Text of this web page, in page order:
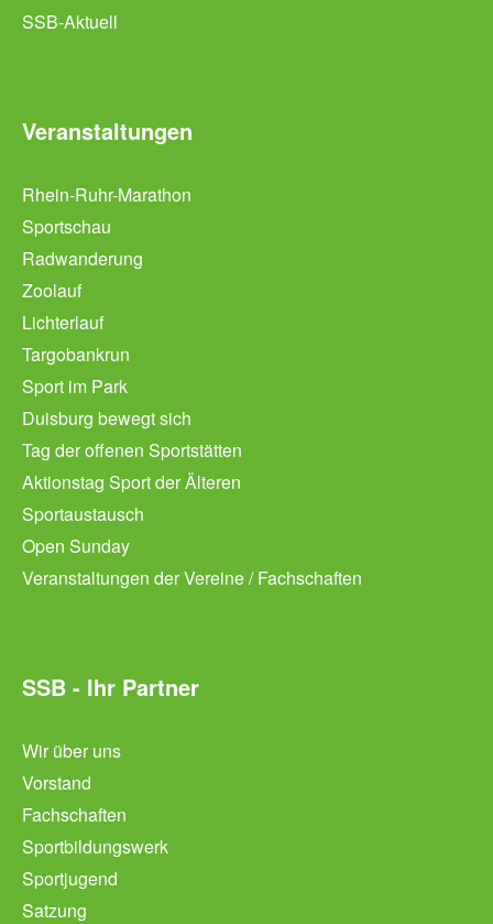
SSB-Aktuell
Veranstaltungen
Rhein-Ruhr-Marathon
Sportschau
Radwanderung
Zoolauf
Lichterlauf
Targobankrun
Sport im Park
Duisburg bewegt sich
Tag der offenen Sportstätten
Aktionstag Sport der Älteren
Sportaustausch
Open Sunday
Veranstaltungen der Vereine / Fachschaften
SSB - Ihr Partner
Wir über uns
Vorstand
Fachschaften
Sportbildungswerk
Sportjugend
Satzung